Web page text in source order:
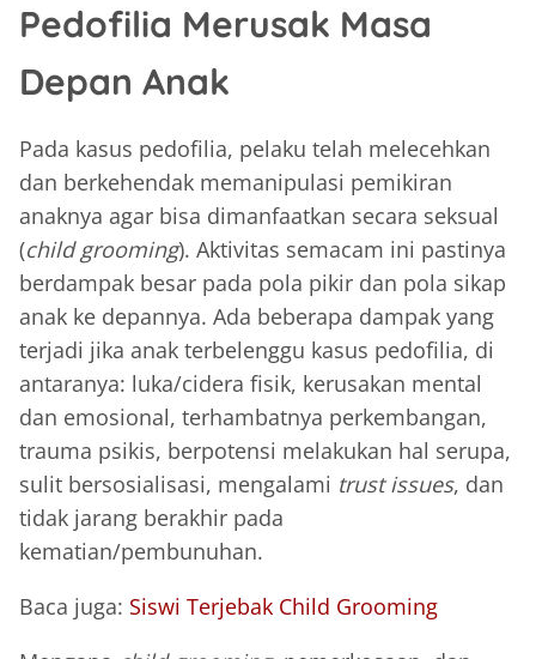
Pedofilia Merusak Masa
Depan Anak
Pada kasus pedofilia, pelaku telah melecehkan
dan berkehendak memanipulasi pemikiran
anaknya agar bisa dimanfaatkan secara seksual
(child grooming). Aktivitas semacam ini pastinya
berdampak besar pada pola pikir dan pola sikap
anak ke depannya. Ada beberapa dampak yang
terjadi jika anak terbelenggu kasus pedofilia, di
antaranya: luka/cidera fisik, kerusakan mental
dan emosional, terhambatnya perkembangan,
trauma psikis, berpotensi melakukan hal serupa,
sulit bersosialisasi, mengalami trust issues, dan
tidak jarang berakhir pada
kematian/pembunuhan.
Baca juga: Siswi Terjebak Child Grooming